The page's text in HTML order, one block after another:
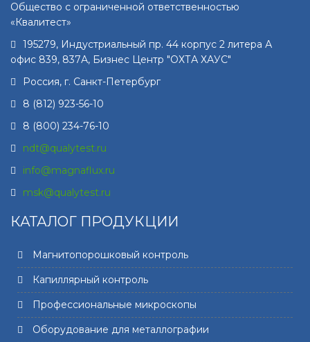
Общество с ограниченной ответственностью
«Квалитест»
195279, Индустриальный пр. 44 корпус 2 литера А
офис 839, 837А, Бизнес Центр "ОХТА ХАУС"
Россия, г. Санкт-Петербург
8 (812) 923-56-10
8 (800) 234-76-10
ndt@qualytest.ru
info@magnaflux.ru
msk@qualytest.ru
КАТАЛОГ ПРОДУКЦИИ
Магнитопорошковый контроль
Капиллярный контроль
Профессиональные микроскопы
Оборудование для металлографии